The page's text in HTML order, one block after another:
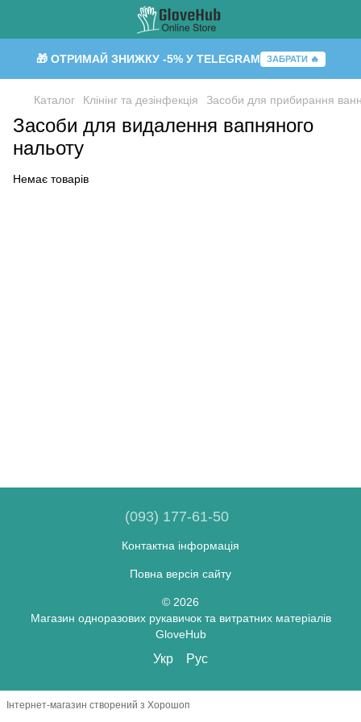
🎁 ОТРИМАЙ ЗНИЖКУ -5% У TELEGRAM ЗАБРАТИ 🔥
Каталог Клінінг та дезінфекція Засоби для прибирання
Засоби для видалення вапняного
нальоту
Немає товарів
(093) 177-61-50
Контактна інформація
Повна версія сайту
© 2026
Магазин одноразових рукавичок та витратних матеріалів
GloveHub
Укр Рус
Інтернет-магазин створений з Хорошоп